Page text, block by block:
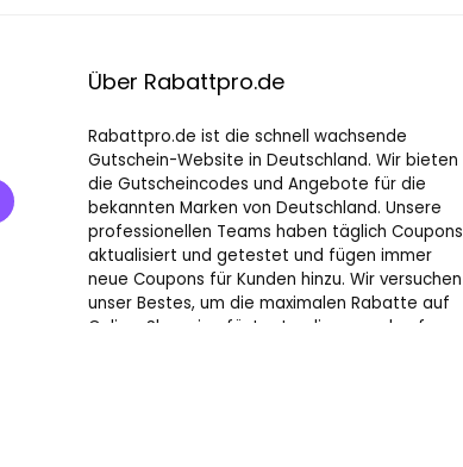
Über Rabattpro.de
Rabattpro.de ist die schnell wachsende
Gutschein-Website in Deutschland. Wir bieten
die Gutscheincodes und Angebote für die
bekannten Marken von Deutschland. Unsere
professionellen Teams haben täglich Coupons
aktualisiert und getestet und fügen immer
neue Coupons für Kunden hinzu. Wir versuchen
unser Bestes, um die maximalen Rabatte auf
Online-Shopping für Leute, die gerne kaufen, zu